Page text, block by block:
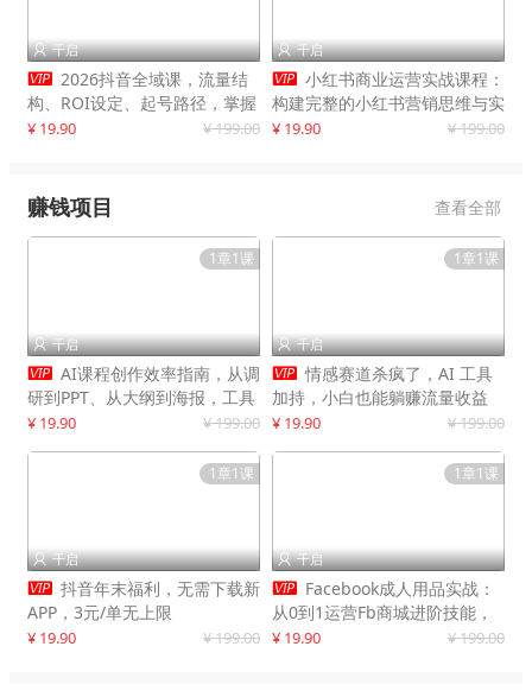
 千启
 2026抖音全域课，流量结
构、ROI设定、起号路径，掌握
平台新规下利润最大化
¥ 19.90 ¥ 199.00
 千启
 小红书商业运营实战课程：
构建完整的小红书营销思维与实
战能力，案例店铺月销破百万！
¥ 19.90 ¥ 199.00
赚钱项目 查看全部
1章1课
 千启
 AI课程创作效率指南，从调
研到PPT、从大纲到海报，工具
赋能，打造可持续变现产品线
¥ 19.90 ¥ 199.00
1章1课
 千启
 情感赛道杀疯了，AI 工具
加持，小白也能躺赚流量收益
¥ 19.90 ¥ 199.00
1章1课
 千启
 抖音年末福利，无需下载新
APP，3元/单无上限
¥ 19.90 ¥ 199.00
1章1课
 千启
 Facebook成人用品实战：
从0到1运营Fb商城进阶技能，
快速提升订单转化与店铺收益
¥ 19.90 ¥ 199.00